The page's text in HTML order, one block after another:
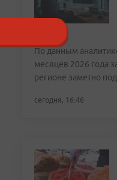
По данным
месяцев 2026 года
регионе заметно
сегодня, 16:46